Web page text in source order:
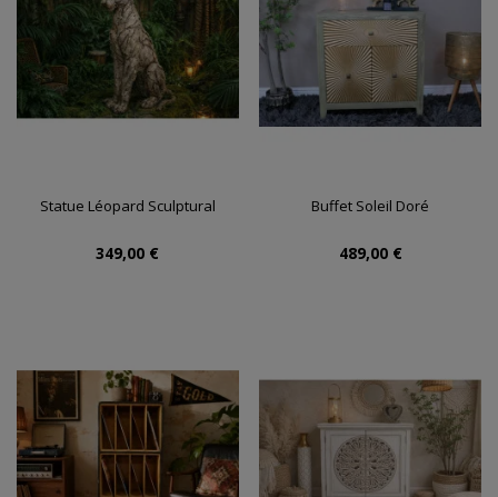
Statue Léopard Sculptural
349,00 €
Buffet Soleil Doré
489,00 €